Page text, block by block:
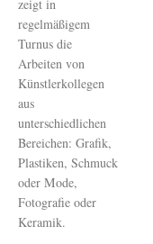
zeigt in
regelmäßigem
Turnus die
Arbeiten von
Künstlerkollegen
aus
unterschiedlichen
Bereichen: Grafik,
Plastiken, Schmuck
oder Mode,
Fotografie oder
Keramik.